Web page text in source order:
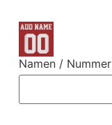
Namen / Nummer